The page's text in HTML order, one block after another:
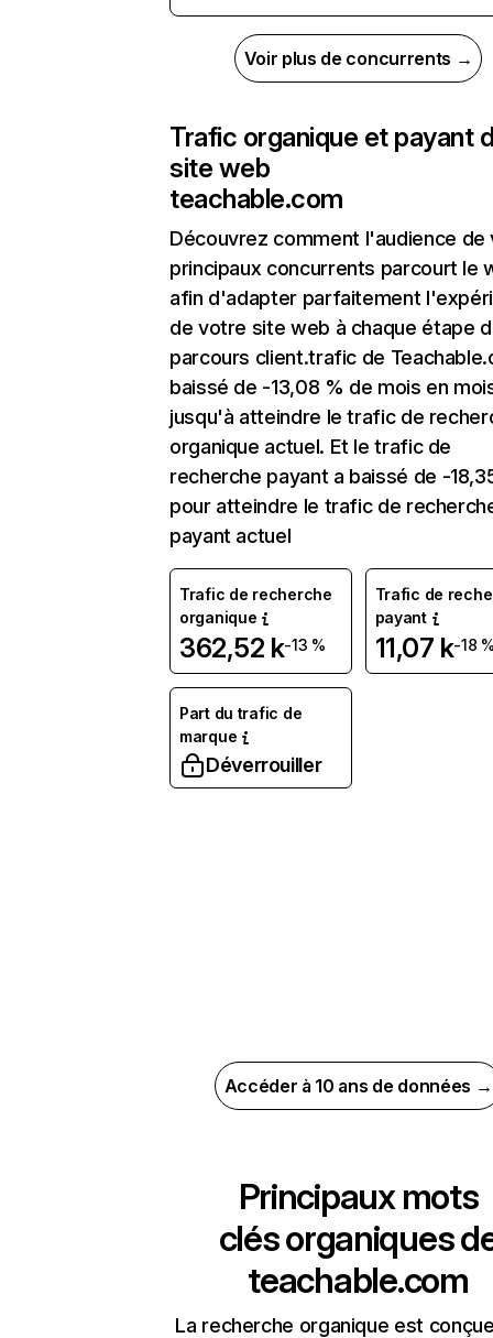
Voir plus de concurrents →
Trafic organique et payant
site web
teachable.com
Découvrez comment l'audience de
principaux concurrents parcourt le
afin d'adapter parfaitement
de votre site web à chaque étape
parcours client.trafic de
baissé de -13,08 % de mois en
jusqu'à atteindre le trafic de
organique actuel. Et le trafic de
recherche payant a baissé de -
pour atteindre le trafic de
payant actuel
Trafic de recherche
organique
362,52 k-13 %
Trafic de
payant
11,07 k-18
Part du trafic de
marque
Déverrouiller
Accéder à 10 ans de données →
Principaux mots
clés organiques
teachable.com
La recherche organique est